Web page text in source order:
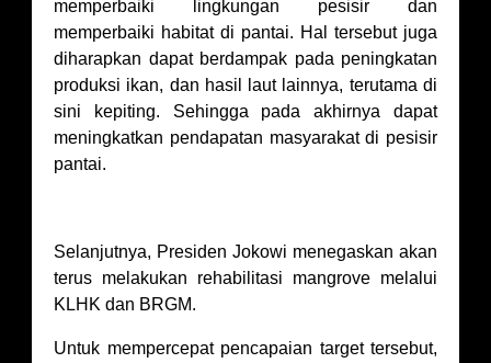
memperbaiki lingkungan pesisir dan
memperbaiki habitat di pantai. Hal tersebut juga
diharapkan dapat berdampak pada peningkatan
produksi ikan, dan hasil laut lainnya, terutama di
sini kepiting. Sehingga pada akhirnya dapat
meningkatkan pendapatan masyarakat di pesisir
pantai.
Selanjutnya, Presiden Jokowi menegaskan akan
terus melakukan rehabilitasi mangrove melalui
KLHK dan BRGM.
Untuk mempercepat pencapaian target tersebut,